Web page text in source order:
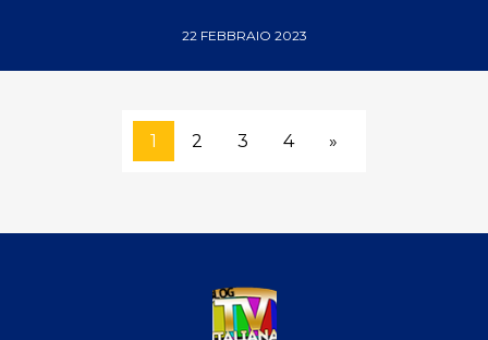
22 FEBBRAIO 2023
1 2 3 4 »